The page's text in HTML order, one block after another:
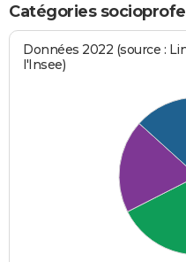
Catégories
Données 2022 (source :
l'Insee)